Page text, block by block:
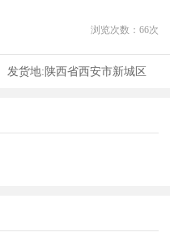
浏览次数： 66次
发货地:陕西省西安市新城区